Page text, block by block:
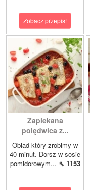
Zobacz przepis!
Zapiekana
polędwica z...
Obiad który zrobimy w
40 minut. Dorsz w sosie
pomidorowym... ⇖ 1153